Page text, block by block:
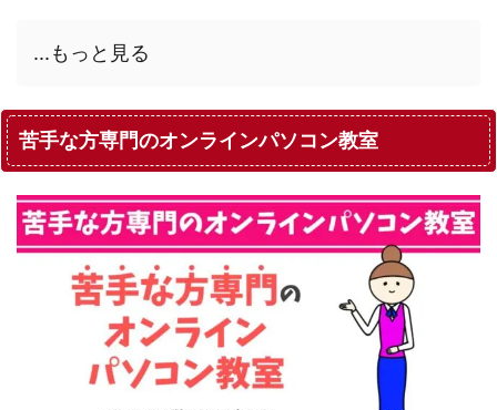
...もっと見る
苦手な方専門のオンラインパソコン教室